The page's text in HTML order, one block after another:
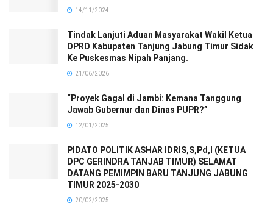
14/11/2024
Tindak Lanjuti Aduan Masyarakat Wakil Ketua
DPRD Kabupaten Tanjung Jabung Timur Sidak
Ke Puskesmas Nipah Panjang.
21/06/2026
“Proyek Gagal di Jambi: Kemana Tanggung
Jawab Gubernur dan Dinas PUPR?”
12/01/2025
PIDATO POLITIK ASHAR IDRIS,S,Pd,I (KETUA
DPC GERINDRA TANJAB TIMUR) SELAMAT
DATANG PEMIMPIN BARU TANJUNG JABUNG
TIMUR 2025-2030
20/02/2025